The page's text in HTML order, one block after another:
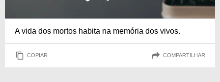
A vida dos mortos habita na memória dos vivos.
COPIAR COMPARTILHAR